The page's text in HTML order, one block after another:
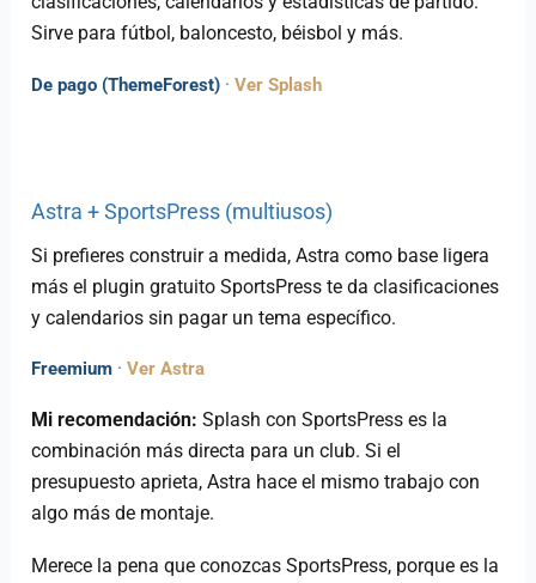
Sirve para fútbol, baloncesto, béisbol y más.
De pago (ThemeForest) ·Ver Splash
Astra + SportsPress (multiusos)
Si prefieres construir a medida, Astra como base ligera
más el plugin gratuito SportsPress te da clasificaciones
y calendarios sin pagar un tema específico.
Freemium ·Ver Astra
Mi recomendación: Splash con SportsPress es la
combinación más directa para un club. Si el
presupuesto aprieta, Astra hace el mismo trabajo con
algo más de montaje.
Merece la pena que conozcas SportsPress, porque es la